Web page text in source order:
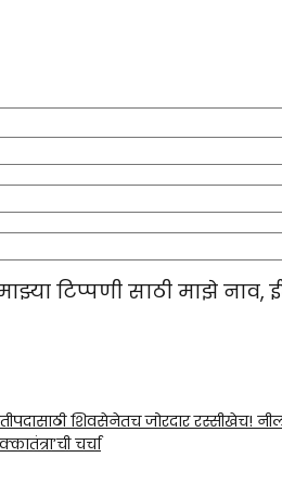
टिप्पणी साठी माझे